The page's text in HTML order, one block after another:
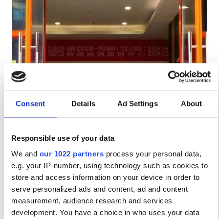
Consent Details Ad Settings About
Responsible use of your data
We and our 1022 partners process your personal data,
e.g. your IP-number, using technology such as cookies to
store and access information on your device in order to
serve personalized ads and content, ad and content
measurement, audience research and services
development. You have a choice in who uses your data
Ασθενείς με HIV
Ασθενείς με Ηπατίτιδα B
Ασθενείς με Ηπατίτιδα C
GHIC
Αναψυκτικά
Δωρεάν WiFi
Τηλεοπτικές Οθόνες
Δωρεάν Μεταφορά
Wuhu Diaverum Dialysis Center
Wuhu, China
27.88 χλμ από το κέντρο της πόλης
Δωρεάν WiFi Δωρεάν Πάρκινγκ
Ανά θεραπεία
Αιμοκάθαρση HD €140
Κράτηση